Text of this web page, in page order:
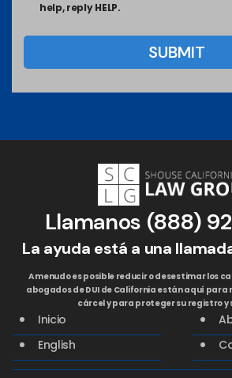
help, reply HELP.
Llamanos (888)
La ayuda está a una
A menudo es posible reducir o desestimar los
abogados de DUI de California están aquí para
cárcel y para proteger su registro y
Inicio
English